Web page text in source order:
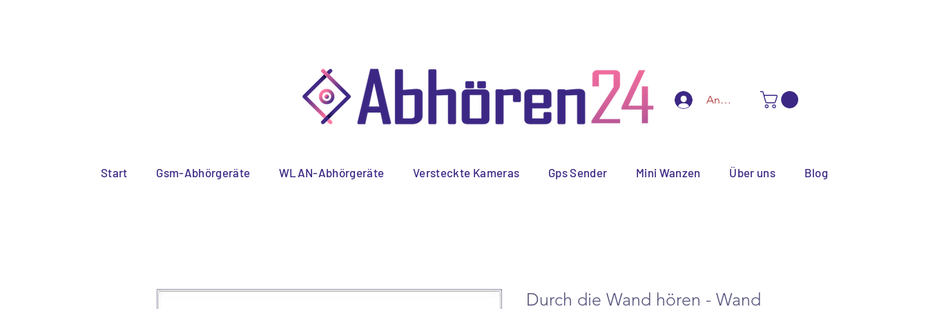
Anmelden
Start Gsm-Abhörgeräte WLAN-Abhörgeräte Versteckte Kameras Gps Sender Mini Wanzen Über uns Blog
Durch die Wand hören - Wand